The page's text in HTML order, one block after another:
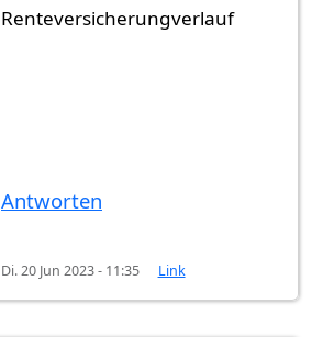
Renteversicherungverlauf
Antworten
Di. 20 Jun 2023 - 11:35 Link